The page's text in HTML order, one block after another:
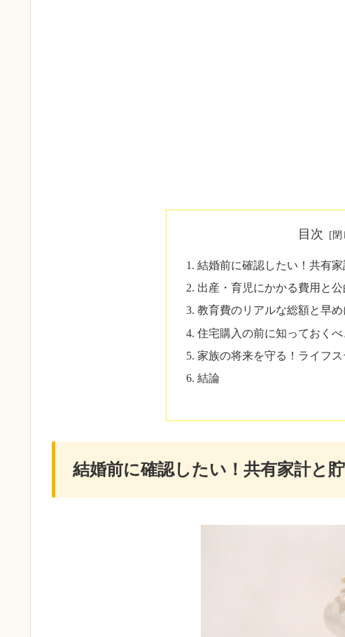
目次
結婚前に確認したい！共有
出産・育児にかかる費用と
教育費のリアルな総額と早
住宅購入の前に知っておく
家族の将来を守る！ライフ
結論
結婚前に確認したい！共有家計と